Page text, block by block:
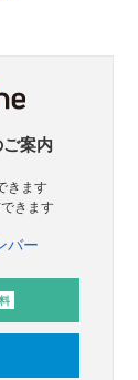
案内
きます
きます
バー